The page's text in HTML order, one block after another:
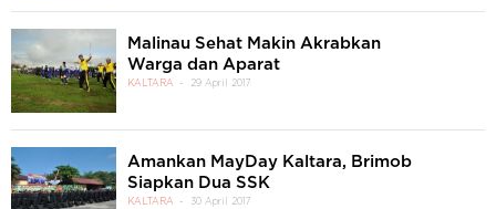
Malinau Sehat Makin Akrabkan
Warga dan Aparat
KALTARA 29 April 2017
Amankan MayDay Kaltara, Brimob
Siapkan Dua SSK
KALTARA 30 April 2017